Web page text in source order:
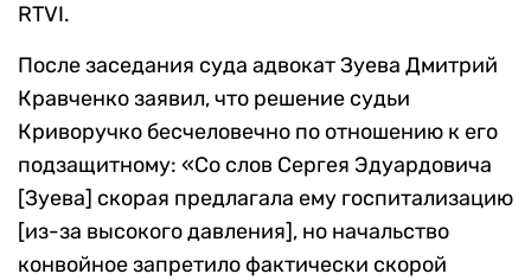
RTVI.
После заседания суда адвокат Зуева Дмитрий
Кравченко заявил, что решение судьи
Криворучко бесчеловечно по отношению к его
подзащитному: «Со слов Сергея Эдуардовича
[Зуева] скорая предлагала ему госпитализацию
[из-за высокого давления], но начальство
конвойное запретило фактически скорой